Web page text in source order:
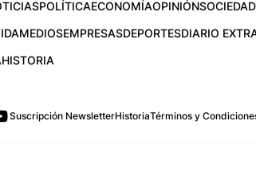
POLÍTICAECONOMÍAOPINIÓNSOCIEDAD
MEDIOSEMPRESASDEPORTESDIARIO
HISTORIA
Suscripción NewsletterHistoriaTérminos y